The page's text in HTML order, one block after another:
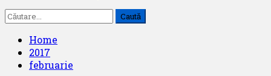
Caută
după:
Home
2017
februarie